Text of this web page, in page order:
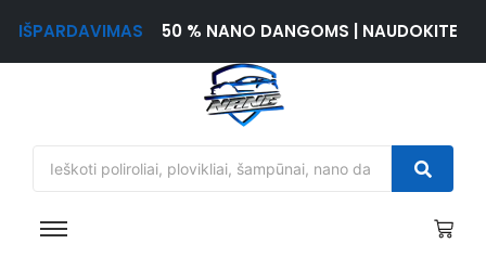
IŠPARDAVIMAS 50 % NANO DANGOMS | NAUDOKITE